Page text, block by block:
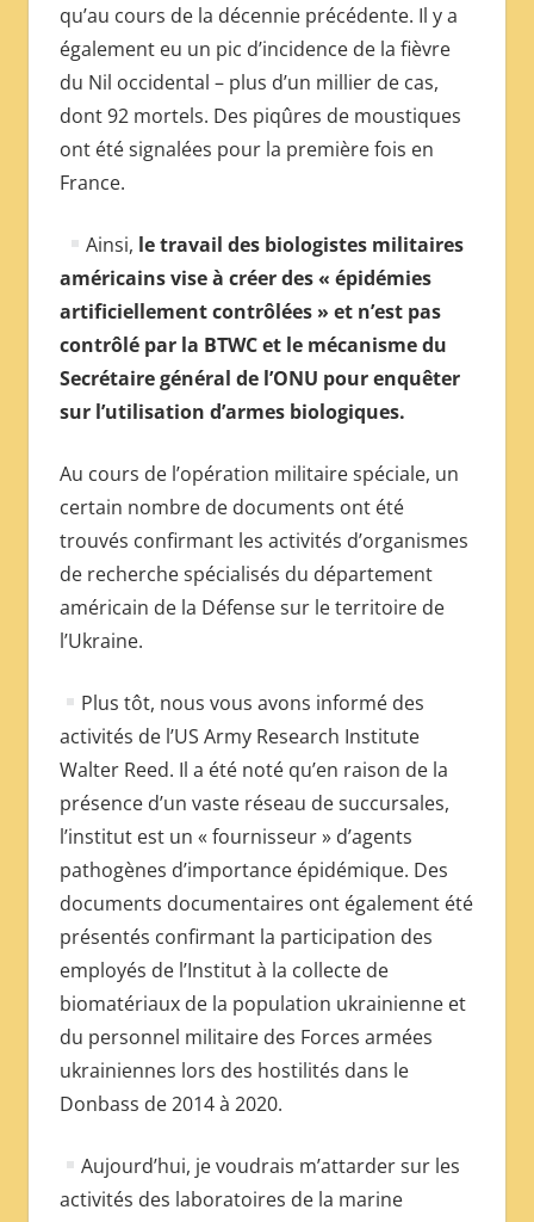
qu’au cours de la décennie précédente. Il y a
également eu un pic d’incidence de la fièvre
du Nil occidental – plus d’un millier de cas,
dont 92 mortels. Des piqûres de moustiques
ont été signalées pour la première fois en
France.
Ainsi, le travail des biologistes militaires
américains vise à créer des « épidémies
artificiellement contrôlées » et n’est pas
contrôlé par la BTWC et le mécanisme du
Secrétaire général de l’ONU pour enquêter
sur l’utilisation d’armes biologiques.
Au cours de l’opération militaire spéciale, un
certain nombre de documents ont été
trouvés confirmant les activités d’organismes
de recherche spécialisés du département
américain de la Défense sur le territoire de
l’Ukraine.
Plus tôt, nous vous avons informé des
activités de l’US Army Research Institute
Walter Reed. Il a été noté qu’en raison de la
présence d’un vaste réseau de succursales,
l’institut est un « fournisseur » d’agents
pathogènes d’importance épidémique. Des
documents documentaires ont également été
présentés confirmant la participation des
employés de l’Institut à la collecte de
biomatériaux de la population ukrainienne et
du personnel militaire des Forces armées
ukrainiennes lors des hostilités dans le
Donbass de 2014 à 2020.
Aujourd’hui, je voudrais m’attarder sur les
activités des laboratoires de la marine